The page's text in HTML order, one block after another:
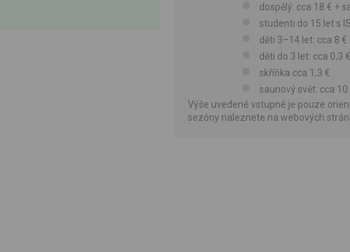
dospělý: cca 18 € +
studenti do 15 let s
děti 3–14 let: cca 8 €
děti do 3 let: cca 0,3 €
skříňka cca 1,3 €
saunový svět: cca
Výše uvedené vstupné je pouze
sezóny naleznete na webových